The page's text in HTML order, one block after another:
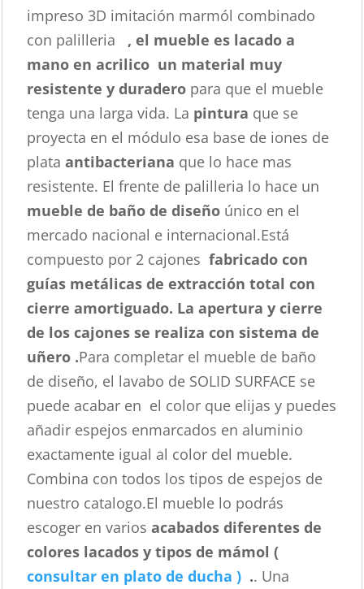
impreso 3D imitación marmól combinado
con palilleria , el mueble es lacado a
mano en acrilico un material muy
resistente y duradero para que el mueble
tenga una larga vida. La pintura que se
proyecta en el módulo esa base de iones de
plataantibacteriana que lo hace mas
resistente. El frente de palilleria lo hace un
mueble de baño de diseño único en el
mercado nacional e internacional.Está
compuesto por 2 cajonesfabricado con
guías metálicas de extracción total con
cierre amortiguado. La apertura y cierre
de los cajones se realiza con sistema de
uñero .Para completar el mueble de baño
de diseño, el lavabo de SOLID SURFACE se
puede acabar en el color que elijas y puedes
añadir espejos enmarcados en aluminio
exactamente igual al color del mueble.
Combina con todos los tipos de espejos de
nuestro catalogo.El mueble lo podrás
escoger en varios acabados diferentes de
colores lacados y tipos de mámol (
consultar en plato de ducha ) .. Una